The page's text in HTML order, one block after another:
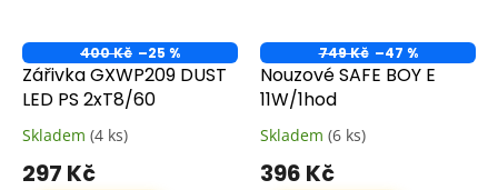
400 Kč –25 %
Zářivka GXWP209 DUST
LED PS 2xT8/60
Skladem (4 ks)
297 Kč
749 Kč –47 %
Nouzové SAFE BOY E
11W/1hod
Skladem (6 ks)
396 Kč